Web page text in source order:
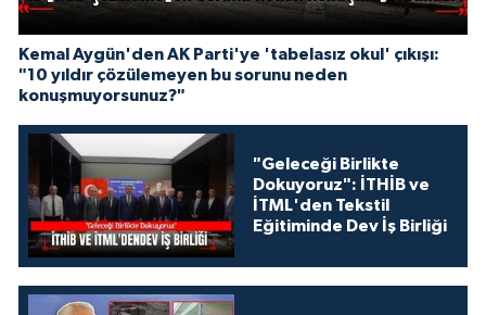
Kemal Aygün'den AK Parti'ye 'tabelasız okul' çıkışı:
"10 yıldır çözülemeyen bu sorunu neden
konuşmuyorsunuz?"
"Geleceği Birlikte
Dokuyoruz": İTHİB ve
İTML'den Tekstil
Eğitiminde Dev İş Birliği